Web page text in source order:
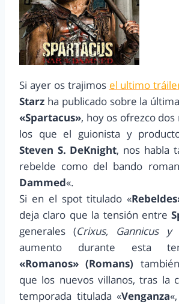
Si ayer os trajimos el ultimo
Starz ha publicado sobre la
«Spartacus», hoy os ofrezco dos
los que el guionista y
Steven S. DeKnight, nos habla
rebelde como del bando
Dammed«.
Si en el spot titulado «
deja claro que la tensión entre
generales (Crixus, Gannicus y
aumento durante esta
«Romanos» (Romans)
que los nuevos villanos, tras la
temporada titulada «Venganza